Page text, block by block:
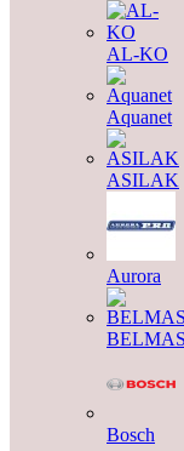
AL-KO
Aquanet
ASILAK
Aurora
Bosch